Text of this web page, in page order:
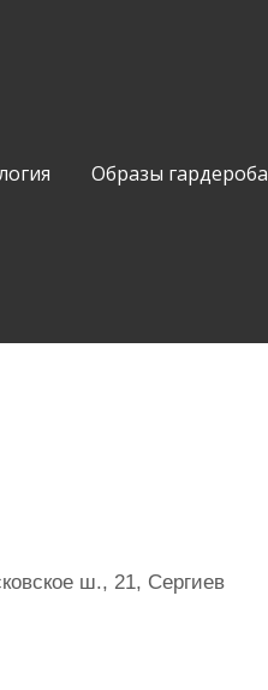
Образы гардероба
ш., 21, Сергиев